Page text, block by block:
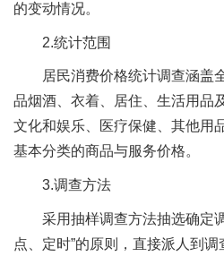
的变动情况。
2.统计范围
居民消费价格统计调查涵盖
品烟酒、衣着、居住、生活用品
文化和娱乐、医疗保健、其他用
基本分类的商品与服务价格。
3.调查方法
采用抽样调查方法抽选确定
点、定时”的原则，直接派人到